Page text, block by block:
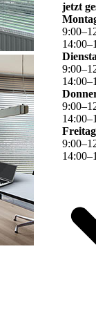
jetzt
9:00–
14:00–
9:00–
14:00–
9:00–
14:00–
Freitag
9:00–
14:00–